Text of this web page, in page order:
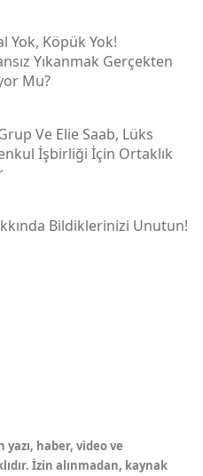
Yok, Köpük Yok!
Yıkanmak Gerçekten
Mu?
Ve Elie Saab, Lüks
İşbirliği İçin Ortaklık
Bildiklerinizi Unutun!
haber, video ve
İzin alınmadan, kaynak